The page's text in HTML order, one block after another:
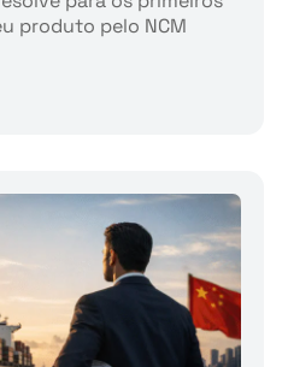
produto pelo NCM